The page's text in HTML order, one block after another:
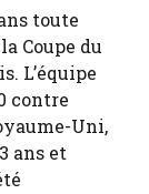
toute
Coupe du
L’équipe
contre
Uni,
ans et